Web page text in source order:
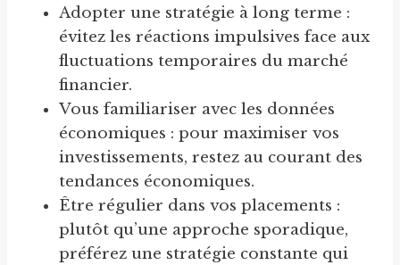
Adopter une stratégie à long terme :
évitez les réactions impulsives face aux
fluctuations temporaires du marché
financier.
Vous familiariser avec les données
économiques : pour maximiser vos
investissements, restez au courant des
tendances économiques.
Être régulier dans vos placements :
plutôt qu’une approche sporadique,
préférez une stratégie constante qui